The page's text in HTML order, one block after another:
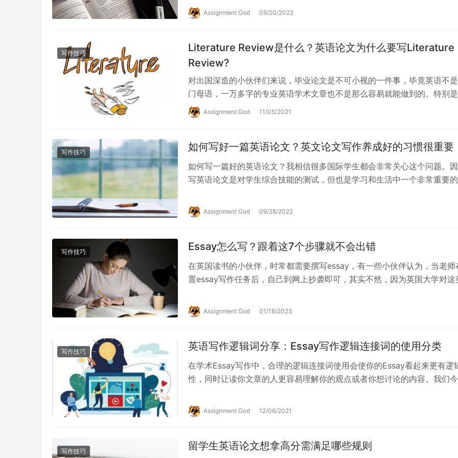
Assignment God 09/20/2022
写作技巧
Literature Review是什么？英语论文为什么要写Literature
Review?
对出国深造的小伙伴们来说，毕业论文是不可小视的一件事，毕竟英语不
门母语，一万多字的专业英语学术文章也不是那么容易就能做到的。特别是
业论文不同于日常作业的论文，无论是形式、结构…
Assignment God 11/05/2021
写作技巧 如何写好一篇英语论文？英文论文写作养成好的习惯很重要
如何写一篇好的英语论文？我相信很多国际学生都会非常关心这个问题。
写英语论文是对学生综合技能的测试，但也是学习和生活中一个非常重要的
Assignment God 09/28/2022
写作技巧 Essay怎么写？跟着这7个步骤就不会出错
在英国读书的小伙伴，时常都需要撰写essay，有一些小伙伴认为，当老师
置essay写作任务后，自己到网上抄袭即可，其实不然，因为英国大学对这
Assignment God 01/18/2023
写作技巧 英语写作逻辑词分享：Essay写作逻辑连接词的使用分类
在学术Essay写作中，合理的逻辑连接词使用会使你的Essay看起来更有逻
性，同时让读你文章的人更容易理解你的观点或者你想讨论的内容。我们今
Assignment God 12/06/2021
写作技巧 留学生英语论文想拿高分需满足哪些规则